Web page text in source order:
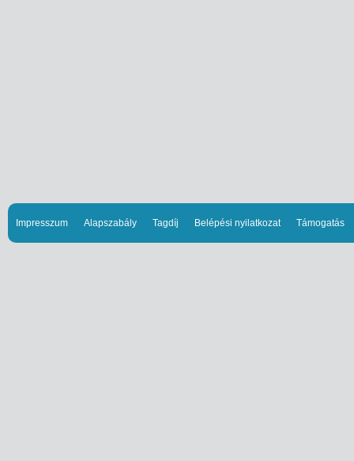
Impresszum Alapszabály Tagdíj Belépési nyilatkozat Támogatás